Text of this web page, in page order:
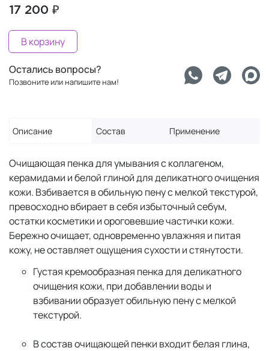
17 200 ₽
В корзину
Остались вопросы?
Позвоните или напишите нам!
Описание Состав Применение
Очищающая пенка для умывания с коллагеном,
керамидами и белой глиной для деликатного очищения
кожи. Взбивается в обильную пену с мелкой текстурой,
превосходно вбирает в себя избыточный себум,
остатки косметики и ороговевшие частички кожи.
Бережно очищает, одновременно увлажняя и питая
кожу, не оставляет ощущения сухости и стянутости.
Густая кремообразная пенка для деликатного
очищения кожи, при добавлении воды и
взбивании образует обильную пену с мелкой
текстурой.
В состав очищающей пенки входит белая глина,